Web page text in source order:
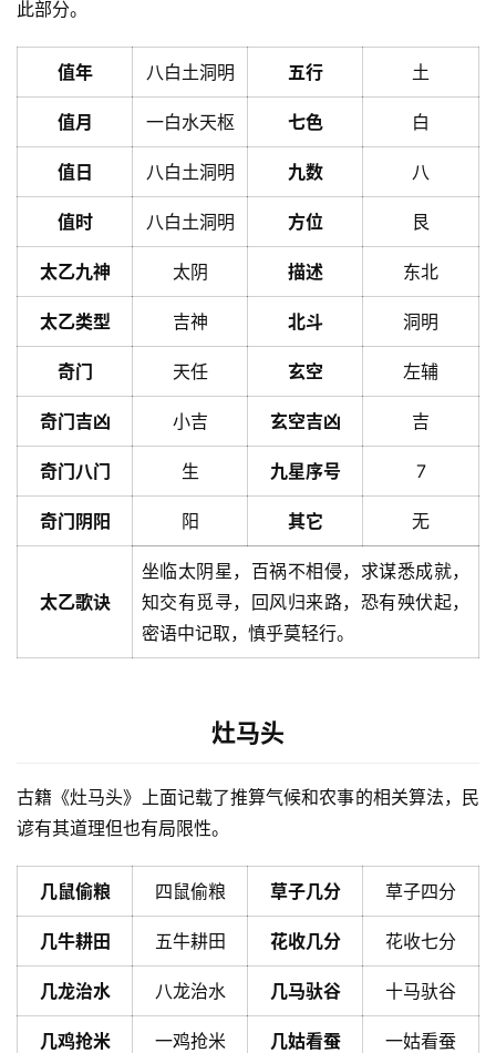
此部分。
值年 八白土洞明 五行 土
值月 一白水天枢 七色 白
值日 八白土洞明 九数 八
值时 八白土洞明 方位 艮
太乙九神 太阴 描述 东北
太乙类型 吉神 北斗 洞明
奇门 天任 玄空 左辅
奇门吉凶 小吉 玄空吉凶 吉
奇门八门 生 九星序号 7
奇门阴阳 阳 其它 无
太乙歌诀
坐临太阴星，百祸不相侵，求谋悉成就，
知交有觅寻，回风归来路，恐有殃伏起，
密语中记取，慎乎莫轻行。
灶马头
古籍《灶马头》上面记载了推算气候和农事的相关算法，民
谚有其道理但也有局限性。
几鼠偷粮 四鼠偷粮 草子几分 草子四分
几牛耕田 五牛耕田 花收几分 花收七分
几龙治水 八龙治水 几马驮谷 十马驮谷
几鸡抢米 一鸡抢米 几姑看蚕 一姑看蚕